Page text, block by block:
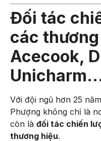
Đối tác
các
Acecook,
Với đội ngũ hơn 25
Phượng không chỉ là
còn là đối tác chiến
thương hiệu.